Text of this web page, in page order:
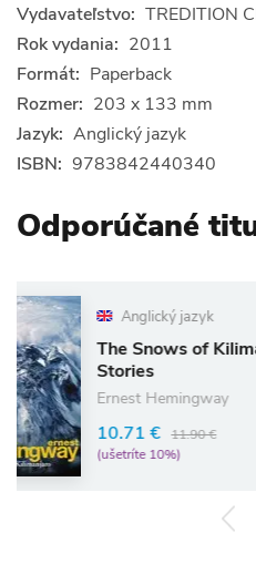
Vydavateľstvo: TREDITION
Rok vydania: 2011
Formát: Paperback
Rozmer: 203 x 133 mm
Jazyk: Anglický jazyk
ISBN: 9783842440340
Odporúčané
jazyk
of Kilimanjaro and other
Hemingway
€ 11.90 €
10%)